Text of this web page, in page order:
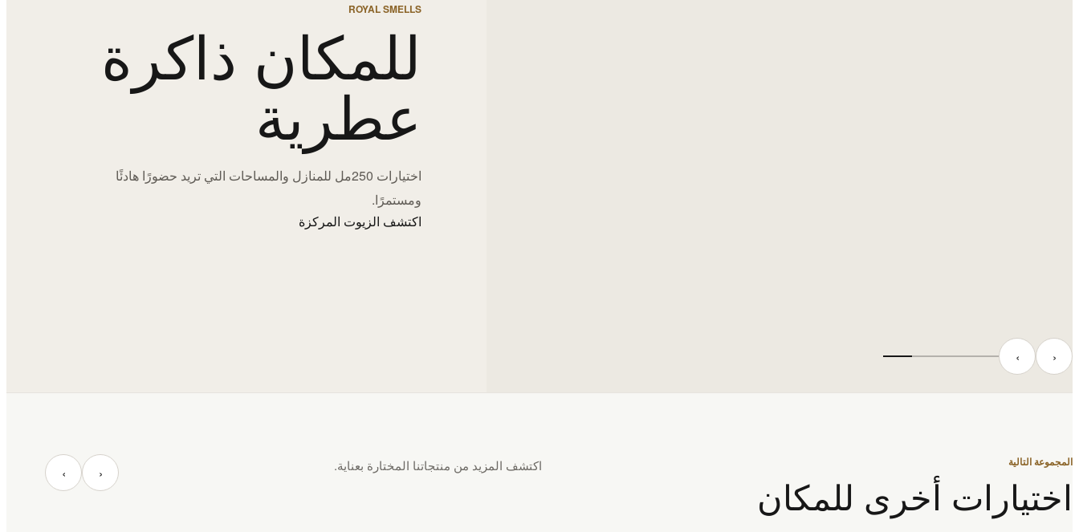
ROYAL SMELLS
للمكان ذاكرة
عطرية
اختيارات 250مل للمنازل والمساحات التي تريد حضورًا هادئًا
ومستمرًا.
اكتشف الزيوت المركزة
‹ ›
المجموعة التالية
اختيارات أخرى للمكان
اكتشف المزيد من منتجاتنا المختارة بعناية. ‹ ›